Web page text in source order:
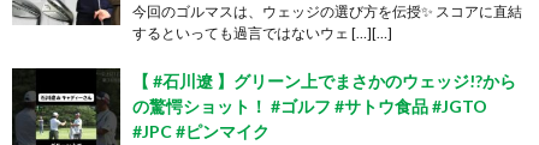
今回のゴルマスは、ウェッジの選び方を伝授✨ スコアに直結
するといっても過言ではないウェ […][…]
【 #石川遼 】グリーン上でまさかのウェッジ!?から
の驚愕ショット！ #ゴルフ #サトウ食品 #JGTO
#JPC #ピンマイク